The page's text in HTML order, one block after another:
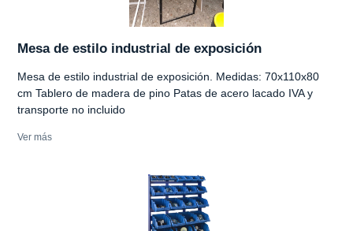
Mesa de estilo industrial de exposición
Mesa de estilo industrial de exposición. Medidas: 70x110x80
cm Tablero de madera de pino Patas de acero lacado IVA y
transporte no incluido
Ver más